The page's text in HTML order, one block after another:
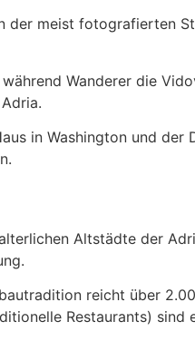
der meist fotografierten
Wanderer die
in Washington und
Altstädte der
reicht über
Restaurants) sind